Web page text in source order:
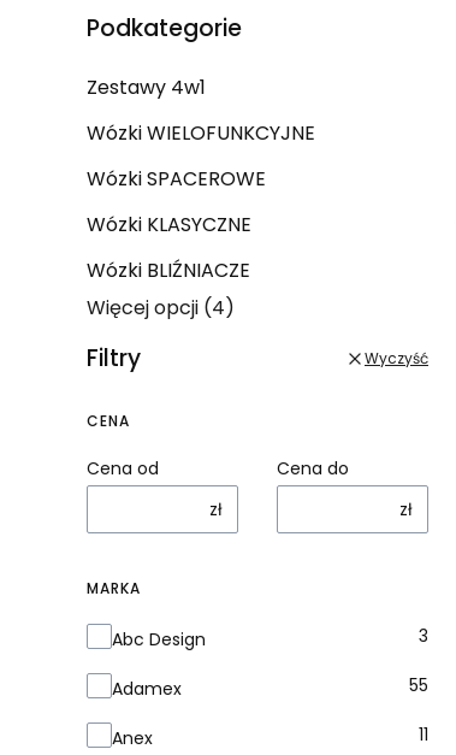
Podkategorie
Zestawy 4w1
Wózki WIELOFUNKCYJNE
Wózki SPACEROWE
Wózki KLASYCZNE
Wózki BLIŹNIACZE
Więcej opcji (4)
Filtry Wyczyść
CENA
Cena od
zł
Cena do
zł
MARKA
Marka
Abc Design 3
Adamex 55
Anex 11